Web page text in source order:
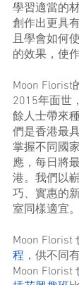
學習適當的
創作出更具
且學會如何
的效果，使
Moon Florist
2015年面世
餘人士帶來
們是香港最
掌握不同國
應，每日將
港。我們以
巧、實惠的
室同樣適宜。
Moon Florist
程 ，供不同
Moon Florist